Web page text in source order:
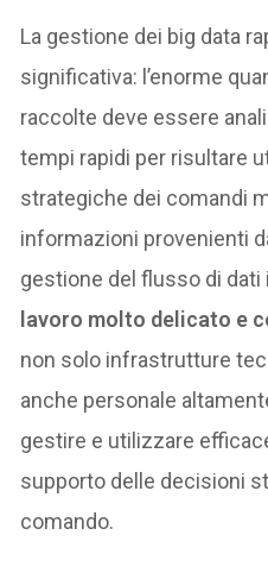
La gestione dei big data
significativa: l’enorme
raccolte deve essere
tempi rapidi per risultare
strategiche dei comandi
informazioni provenienti
gestione del flusso di
lavoro molto delicato e
non solo infrastrutture
anche personale
gestire e utilizzare
supporto delle decisioni
comando.